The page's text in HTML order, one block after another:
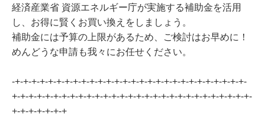
経済産業省 資源エネルギー庁が実施する補助金を活用
し、お得に賢くお買い換えをしましょう。
補助金には予算の上限があるため、ご検討はお早めに！
めんどうな申請も我々にお任せください。
-+-+-+-+-+-+-+-+-+-+-+-+-+-+-+-+-+-+-+-+-+-+-+-+-+-+-+-+-
+-+-+-+-+-+-+-+-+-+-+-+-+-+-+-+-+-+-+-+-+-+-+-+-+-+-+-+-+-
+-+-+-+-+-+-+